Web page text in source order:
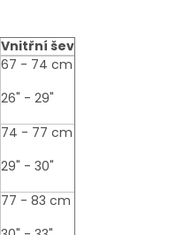
Vnitřní šev
67 - 74 cm
26" - 29"
74 - 77 cm
29" - 30"
77 - 83 cm